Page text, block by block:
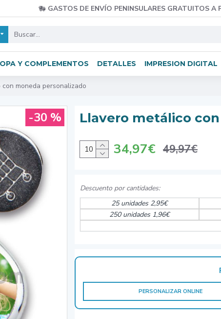
GASTOS DE ENVÍO PENINSULARES GRATUITOS A
Y COMPLEMENTOS DETALLES IMPRESION DIGITAL
moneda personalizado
-30 % Llavero metálico
34,97€ 49,97€
25 unidades 2,95€
250 unidades 1,96€
PERSONALIZAR ONLINE